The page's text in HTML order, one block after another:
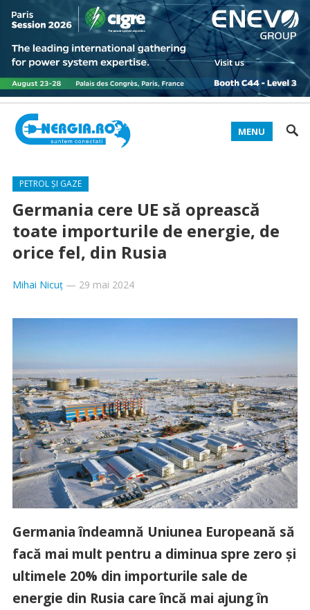
MENU
PETROL ȘI GAZE
Germania cere UE să oprească
toate importurile de energie, de
orice fel, din Rusia
Mihai Nicuț— 29 mai 2024
Germania îndeamnă Uniunea Europeană să
facă mai mult pentru a diminua spre zero și
ultimele 20% din importurile sale de
energie din Rusia care încă mai ajung în